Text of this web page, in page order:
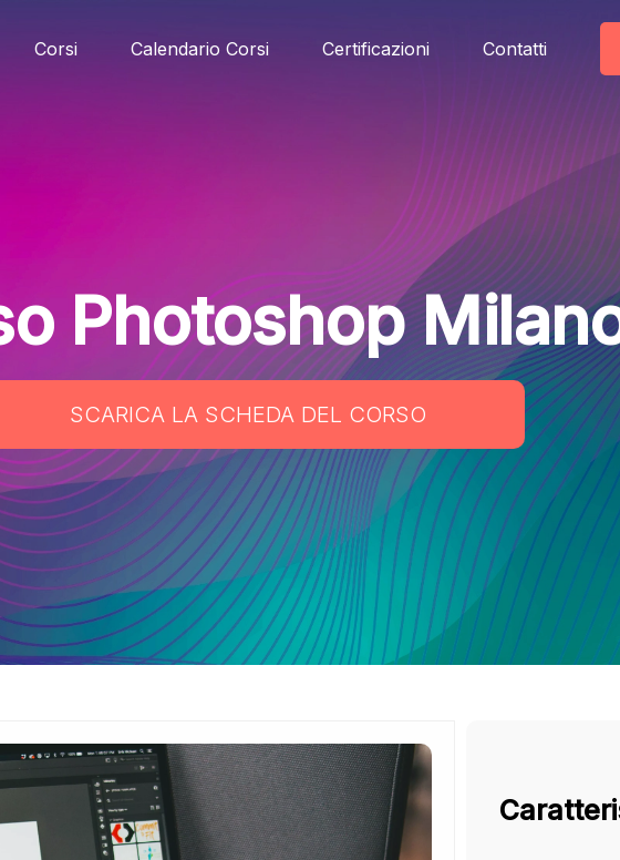
Corsi Calendario Corsi Certificazioni Contatti
Photoshop
SCARICA LA SCHEDA DEL CORSO